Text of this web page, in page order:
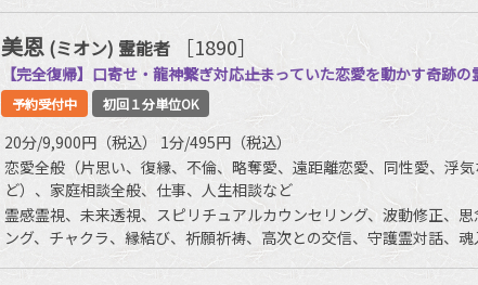
美恩 (ミオン) 霊能者 ［1890］
【完全復帰】口寄せ・龍神繋ぎ対応――止まっていた恋愛を動かす奇跡
予約受付中 初回１分単位OK
20分/9,900円（税込） 1分/495円（税込）
恋愛全般（片思い、復縁、不倫、略奪愛、遠距離恋愛、同性愛、浮
ど）、家庭相談全般、仕事、人生相談など
霊感霊視、未来透視、スピリチュアルカウンセリング、波動修正、
ング、チャクラ、縁結び、祈願祈祷、高次との交信、守護霊対話、